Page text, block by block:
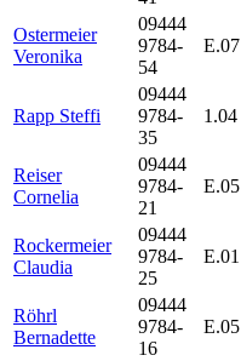
Ostermeier
Veronika
09444
9784-
54
E.07
Rapp Steffi
09444
9784-
35
1.04
Reiser
Cornelia
09444
9784-
21
E.05
Rockermeier
Claudia
09444
9784-
25
E.01
Röhrl
Bernadette
09444
9784-
16
E.05